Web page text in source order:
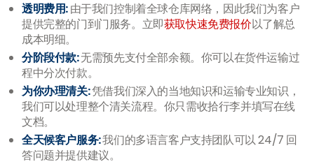
透明费用:由于我们控制着全球仓库网络，因此我们为客户
提供完整的门到门服务。立即获取快速免费报价以了解总
成本明细。
分阶段付款:无需预先支付全部余额。你可以在货件运输过
程中分次付款。
为你办理清关:凭借我们深入的当地知识和运输专业知识，
我们可以处理整个清关流程。你只需收拾行李并填写在线
文档。
全天候客户服务:我们的多语言客户支持团队可以 24/7 回
答问题并提供建议。